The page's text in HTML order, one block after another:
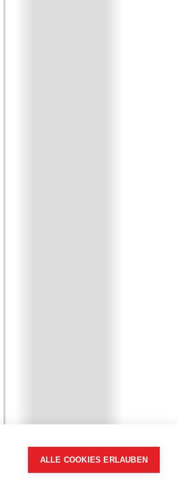
ALLE COOKIES ERLAUBEN